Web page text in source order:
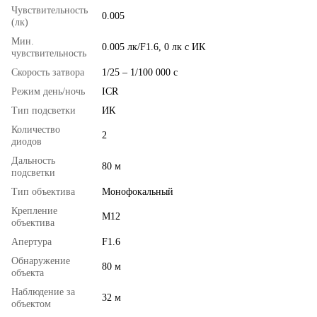
Чувствительность
(лк)
0.005
Мин.
чувствительность
0.005 лк/F1.6, 0 лк c ИК
Скорость затвора
1/25 – 1/100 000 с
Режим день/ночь
ICR
Тип подсветки
ИК
Количество
диодов
2
Дальность
подсветки
80 м
Тип объектива
Монофокальный
Крепление
объектива
M12
Апертура
F1.6
Обнаружение
объекта
80 м
Наблюдение за
объектом
32 м